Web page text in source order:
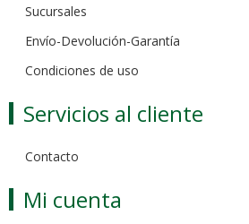
Sucursales
Envío-Devolución-Garantía
Condiciones de uso
Servicios al cliente
Contacto
Mi cuenta